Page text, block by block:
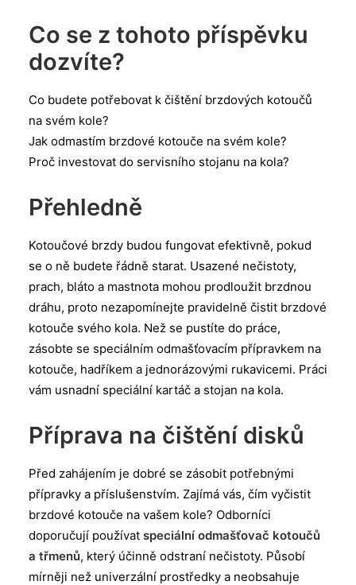
Co se z tohoto příspěvku
dozvíte?
Co budete potřebovat k čištění brzdových kotoučů
na svém kole?
Jak odmastím brzdové kotouče na svém kole?
Proč investovat do servisního stojanu na kola?
Přehledně
Kotoučové brzdy budou fungovat efektivně, pokud
se o ně budete řádně starat. Usazené nečistoty,
prach, bláto a mastnota mohou prodloužit brzdnou
dráhu, proto nezapomínejte pravidelně čistit brzdové
kotouče svého kola. Než se pustíte do práce,
zásobte se speciálním odmašťovacím přípravkem na
kotouče, hadříkem a jednorázovými rukavicemi. Práci
vám usnadní speciální kartáč a stojan na kola.
Příprava na čištění disků
Před zahájením je dobré se zásobit potřebnými
přípravky a příslušenstvím. Zajímá vás, čím vyčistit
brzdové kotouče na vašem kole? Odborníci
doporučují používat speciální odmašťovač kotoučů
a třmenů, který účinně odstraní nečistoty. Působí
mírněji než univerzální prostředky a neobsahuje